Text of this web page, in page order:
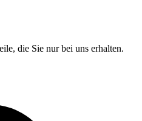
die Sie nur bei uns erhalten.